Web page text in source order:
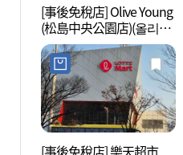
[事後免稅店] Olive Young
(松島中央公園店)(올리브
영 송도센트럴파크점)
[事後免稅店] 樂天超市